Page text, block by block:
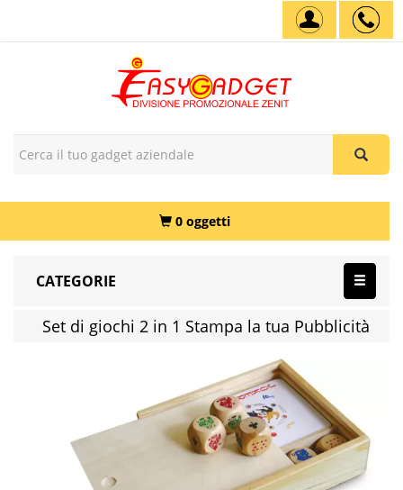
0 oggetti
CATEGORIE
Set di giochi 2 in 1 Stampa la tua Pubblicità